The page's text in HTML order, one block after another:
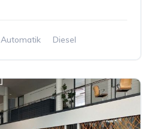
Automatik Diesel